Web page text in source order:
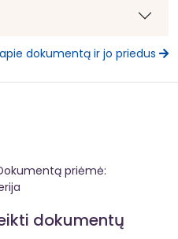
dokumentą ir jo priedus
priėmė:
dokumentų